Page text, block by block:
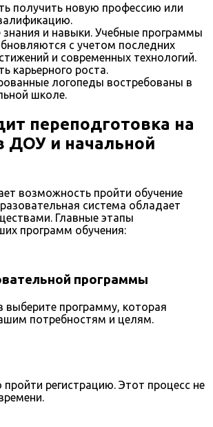
получить новую профессию или
знания и навыки. Учебные программы
с учетом последних
и современных технологий.
карьерного роста.
логопеды востребованы в
школе.
переподготовка на
ДОУ и начальной
возможность пройти обучение
система обладает
Главные этапы
программ обучения:
программы
выберите программу, которая
потребностям и целям.
регистрацию. Этот процесс не